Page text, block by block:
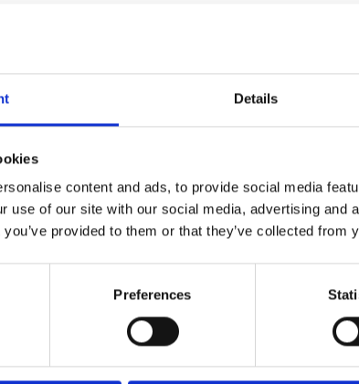
Details
content and ads, to provide social media
use of our site with our social media, advertising and
provided to them or that they’ve collected from
Preferences
positiva l’intervento dell’istituto centrale sul
mercati è scomparso nel giro di una settimana, oggi il
euro). E penso che continuerà a rafforzarsi” ha detto